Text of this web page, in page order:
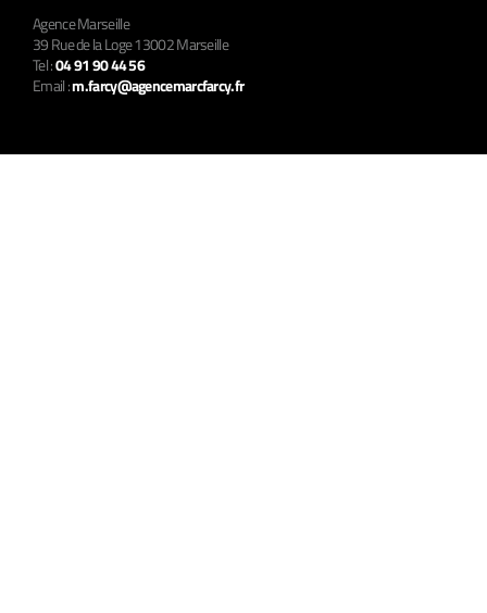
Agence Marseille
39 Rue de la Loge 13002 Marseille
Tel :04 91 90 44 56
Email :m.farcy@agencemarcfarcy.fr